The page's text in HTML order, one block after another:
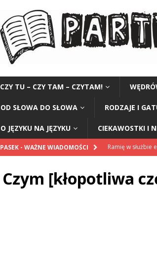
CZY TU – CZY TAM – CZYTAM!
OD SŁOWA DO SŁOWA RODZAJE I
O JĘZYKU NA JĘZYKU CIEKAWOSTKI I
PASEK - WAŻNE WIADOMOŚCI Ramię w służbie
Honorarium w
Czym [kłopotliwa